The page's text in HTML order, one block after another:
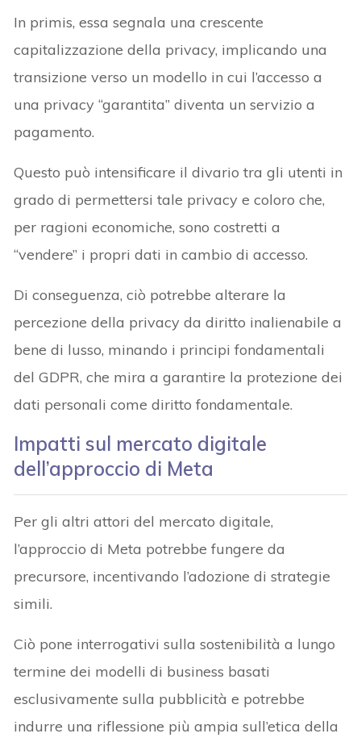
In primis, essa segnala una crescente
capitalizzazione della privacy, implicando una
transizione verso un modello in cui l’accesso a
una privacy “garantita” diventa un servizio a
pagamento.
Questo può intensificare il divario tra gli utenti in
grado di permettersi tale privacy e coloro che,
per ragioni economiche, sono costretti a
“vendere” i propri dati in cambio di accesso.
Di conseguenza, ciò potrebbe alterare la
percezione della privacy da diritto inalienabile a
bene di lusso, minando i principi fondamentali
del GDPR, che mira a garantire la protezione dei
dati personali come diritto fondamentale.
Impatti sul mercato digitale
dell’approccio di Meta
Per gli altri attori del mercato digitale,
l’approccio di Meta potrebbe fungere da
precursore, incentivando l’adozione di strategie
simili.
Ciò pone interrogativi sulla sostenibilità a lungo
termine dei modelli di business basati
esclusivamente sulla pubblicità e potrebbe
indurre una riflessione più ampia sull’etica della